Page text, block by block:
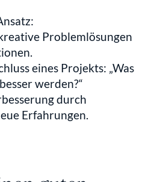
Problemlösungen
eines Projekts: „Was
werden?“
durch
Erfahrungen.